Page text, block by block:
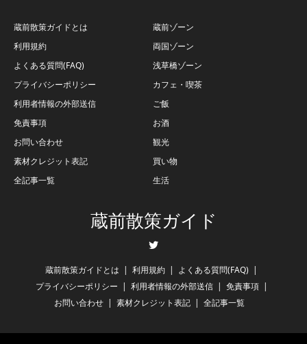
蔵前散策ガイドとは
利用規約
よくある質問(FAQ)
プライバシーポリシー
利用者情報の外部送信
免責事項
お問い合わせ
素材クレジット表記
全記事一覧
蔵前ゾーン
両国ゾーン
浅草橋ゾーン
カフェ・喫茶
ご飯
お酒
観光
買い物
生活
蔵前散策ガイド
蔵前散策ガイドとは 利用規約
よくある質問(FAQ)
プライバシーポリシー
利用者情報の外部送信
免責事項
お問い合わせ
素材クレジット表記 全記事一覧